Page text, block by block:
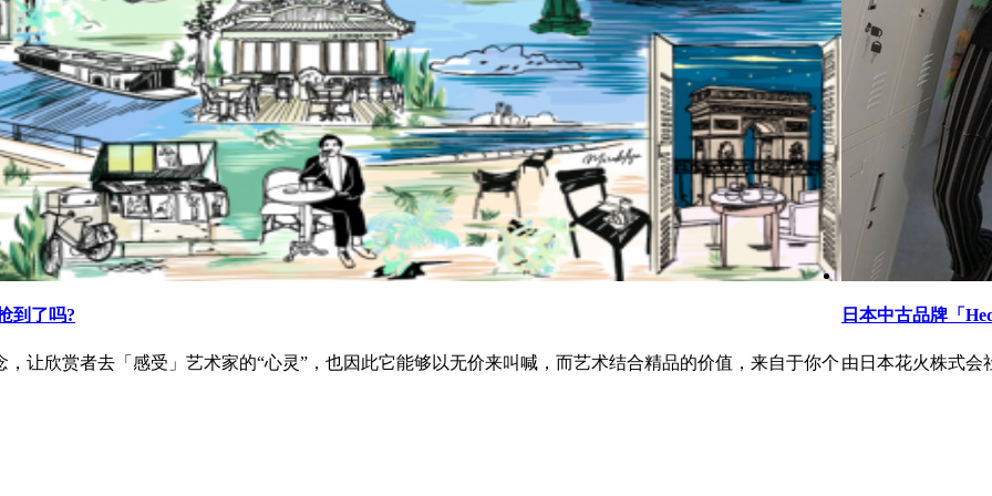
到了吗?
让欣赏者去「感受」艺术家的“心灵”，也因此它能够以无价来叫喊，而艺术结合精品的价值，来自于你个
日本中古品牌「
由日本花火株式会